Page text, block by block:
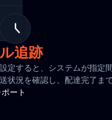
追跡
定すると、システムが指定
状況を確認し、配達完了ま
ート